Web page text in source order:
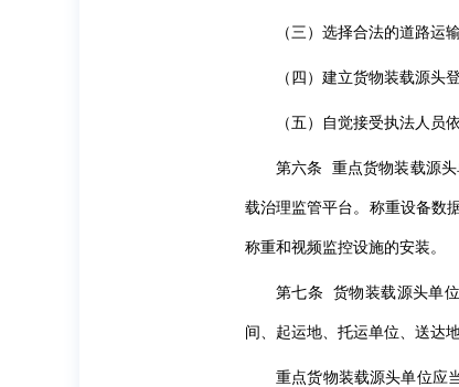
（三）选择合法的道路运
（四）建立货物装载源头
（五）自觉接受执法人员
第六条 重点货物装载源
载治理监管平台。称重设备数
称重和视频监控设施的安装。
第七条 货物装载源头单
间、起运地、托运单位、送达
重点货物装载源头单位应